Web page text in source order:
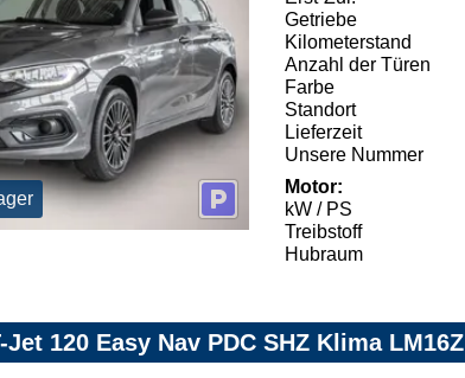
Getriebe
Kilometerstand
Anzahl der Türen
Farbe
Standort
Lieferzeit
Unsere Nummer
Motor:
kW / PS
Treibstoff
Hubraum
120 Easy Nav PDC SHZ Klima LM16Z